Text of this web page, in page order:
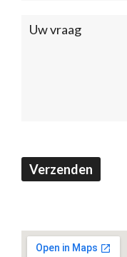
ons
Verzenden